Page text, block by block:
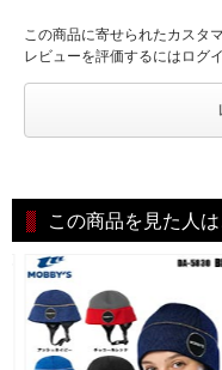
この商品に寄せられたカスタ
レビューを評価するにはログ
この商品を見た人